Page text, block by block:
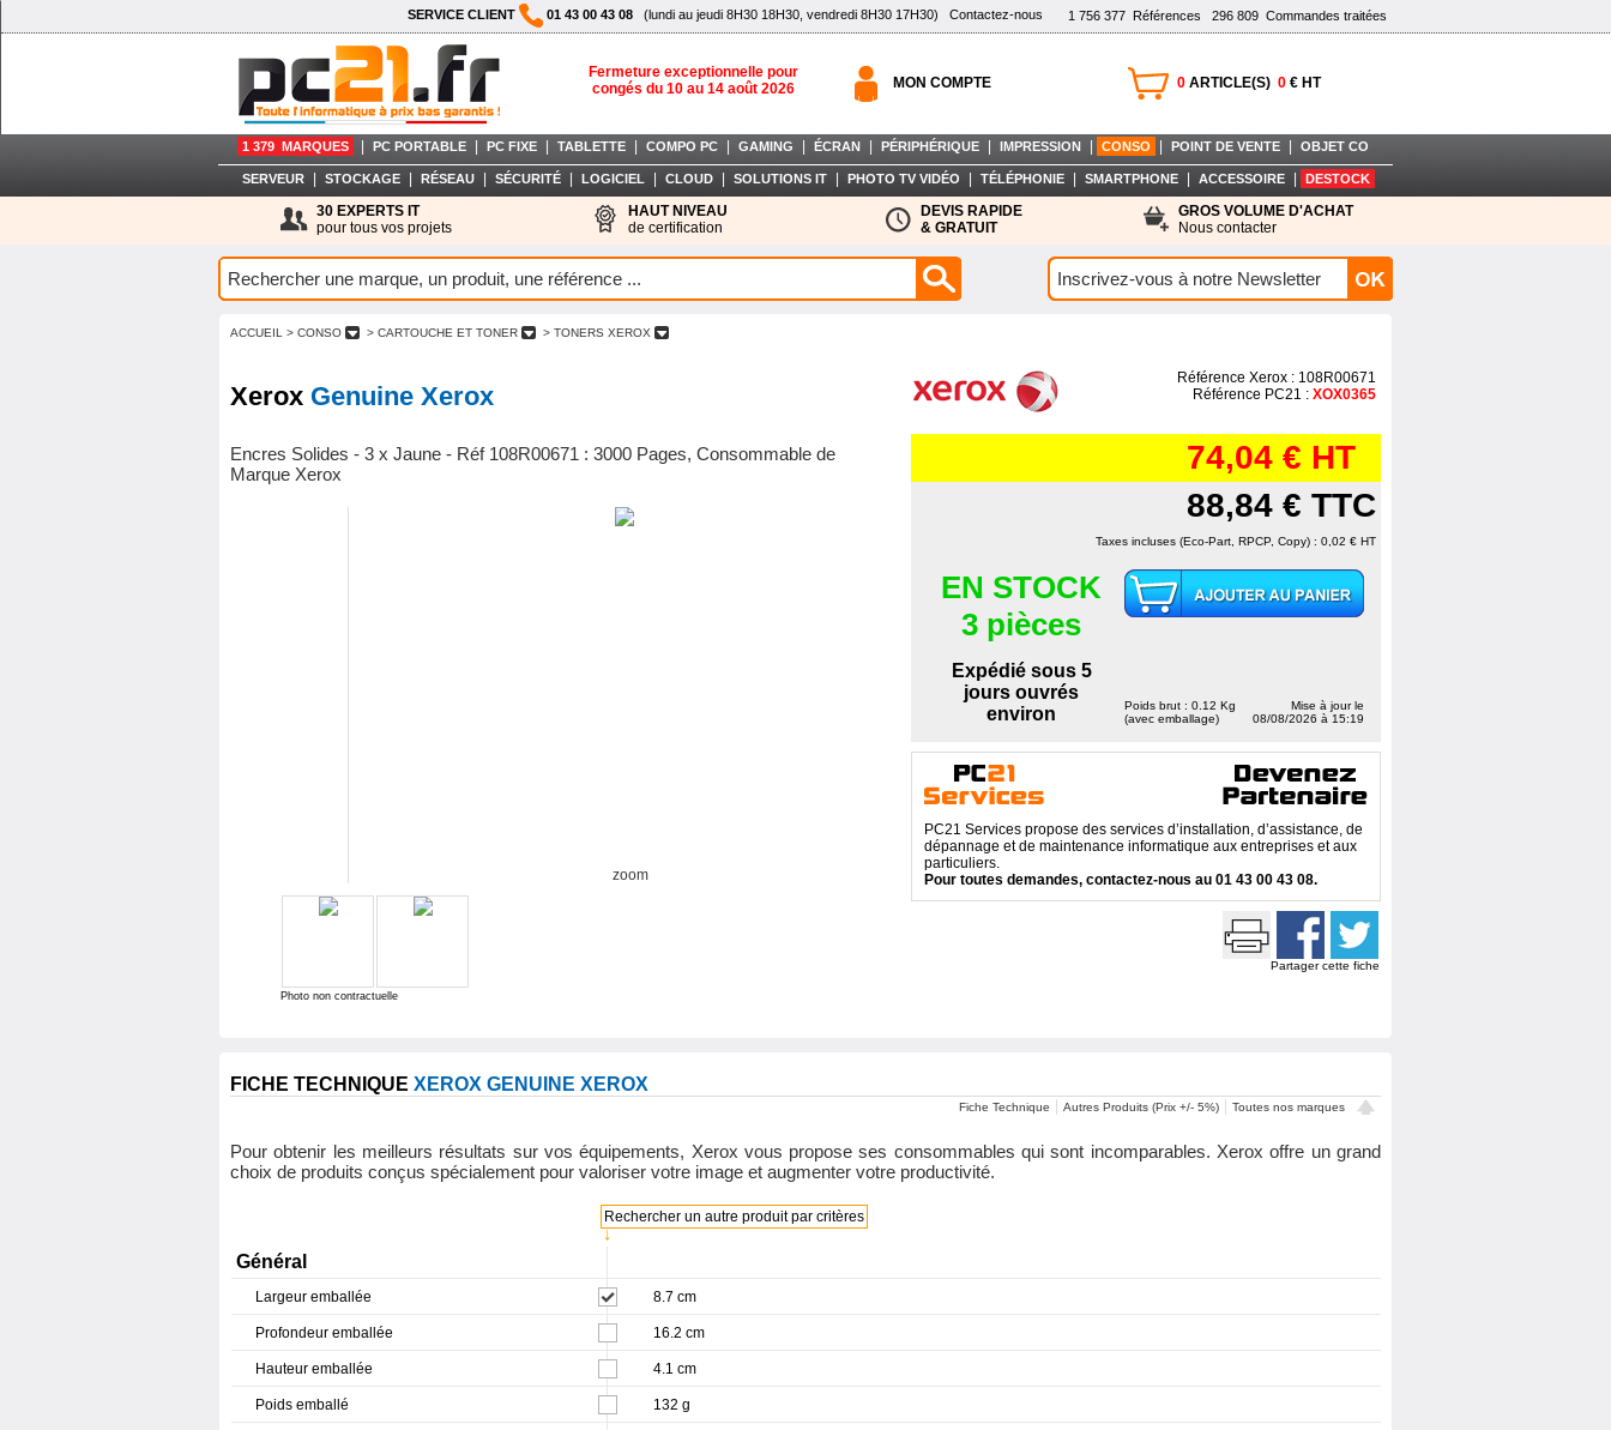
1 756 377 Références 296 809 Commandes traitées
SERVICE CLIENT 01 43 00 43 08 (lundi au jeudi 8H30 18H30, vendredi 8H30 17H30) Contactez-nous
Fermeture exceptionnelle pour
congés du 10 au 14 août 2026
0 ARTICLE(S) 0 € HT
MON COMPTE
1 379 MARQUES PC PORTABLE PC FIXE TABLETTE COMPO PC GAMING ÉCRAN PÉRIPHÉRIQUE IMPRESSION CONSO POINT DE VENTE OBJET CO
SERVEUR STOCKAGE RÉSEAU SÉCURITÉ LOGICIEL CLOUD SOLUTIONS IT PHOTO TV VIDÉO TÉLÉPHONIE SMARTPHONE ACCESSOIRE DESTOCK
30 EXPERTS IT
pour tous vos projets
HAUT NIVEAU
de certification
DEVIS RAPIDE
& GRATUIT
GROS VOLUME D'ACHAT
Nous contacter
ACCUEIL > CONSO > CARTOUCHE ET TONER > TONERS XEROX
Xerox Genuine Xerox
Encres Solides - 3 x Jaune - Réf 108R00671 : 3000 Pages, Consommable de
Marque Xerox
zoom
Photo non contractuelle
Référence Xerox : 108R00671
Référence PC21 : XOX0365
74,04 € HT
88,84 € TTC
Taxes incluses (Eco-Part, RPCP, Copy) : 0,02 € HT
EN STOCK
3 pièces
Expédié sous 5
jours ouvrés
environ
Poids brut : 0.12 Kg
(avec emballage)
Mise à jour le
08/08/2026 à 15:19
PC21 Services propose des services d’installation, d’assistance, de
dépannage et de maintenance informatique aux entreprises et aux
particuliers.
Pour toutes demandes, contactez-nous au 01 43 00 43 08.
Partager cette fiche
FICHE TECHNIQUE XEROX GENUINE XEROX
Fiche Technique Autres Produits (Prix +/- 5%) Toutes nos marques
Pour obtenir les meilleurs résultats sur vos équipements, Xerox vous propose ses consommables qui sont incomparables. Xerox offre un grand
choix de produits conçus spécialement pour valoriser votre image et augmenter votre productivité.
↓
Rechercher un autre produit par critères
Général
Largeur emballée 8.7 cm
Profondeur emballée 16.2 cm
Hauteur emballée 4.1 cm
Poids emballé 132 g